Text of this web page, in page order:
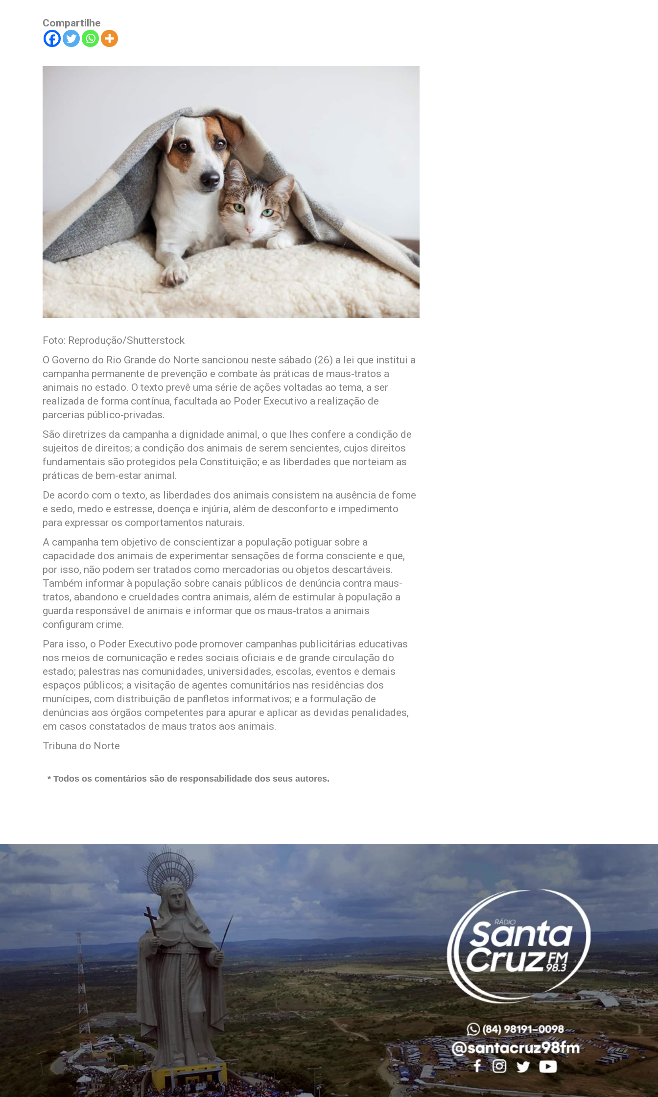
Compartilhe
Foto: Reprodução/Shutterstock
O Governo do Rio Grande do Norte sancionou neste sábado (26) a lei que institui a
campanha permanente de prevenção e combate às práticas de maus-tratos a
animais no estado. O texto prevê uma série de ações voltadas ao tema, a ser
realizada de forma contínua, facultada ao Poder Executivo a realização de
parcerias público-privadas.
São diretrizes da campanha a dignidade animal, o que lhes confere a condição de
sujeitos de direitos; a condição dos animais de serem sencientes, cujos direitos
fundamentais são protegidos pela Constituição; e as liberdades que norteiam as
práticas de bem-estar animal.
De acordo com o texto, as liberdades dos animais consistem na ausência de fome
e sedo, medo e estresse, doença e injúria, além de desconforto e impedimento
para expressar os comportamentos naturais.
A campanha tem objetivo de conscientizar a população potiguar sobre a
capacidade dos animais de experimentar sensações de forma consciente e que,
por isso, não podem ser tratados como mercadorias ou objetos descartáveis.
Também informar à população sobre canais públicos de denúncia contra maus-
tratos, abandono e crueldades contra animais, além de estimular à população a
guarda responsável de animais e informar que os maus-tratos a animais
configuram crime.
Para isso, o Poder Executivo pode promover campanhas publicitárias educativas
nos meios de comunicação e redes sociais oficiais e de grande circulação do
estado; palestras nas comunidades, universidades, escolas, eventos e demais
espaços públicos; a visitação de agentes comunitários nas residências dos
munícipes, com distribuição de panfletos informativos; e a formulação de
denúncias aos órgãos competentes para apurar e aplicar as devidas penalidades,
em casos constatados de maus tratos aos animais.
Tribuna do Norte
* Todos os comentários são de responsabilidade dos seus autores.